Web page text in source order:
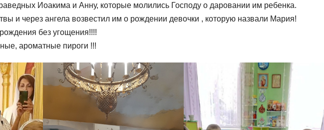
Иоакима и Анну, которые молились Господу о даровании им ребенка.
и через ангела возвестил им о рождении девочки , которую назвали Мария!
без угощения!!!!
ароматные пироги !!!